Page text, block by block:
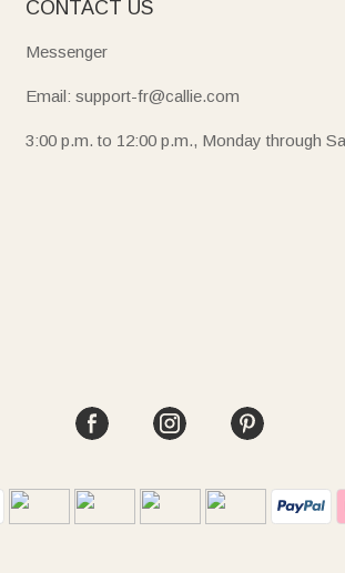
CONTACT US
Messenger
Email: support-fr@callie.com
3:00 p.m. to 12:00 p.m., Monday through